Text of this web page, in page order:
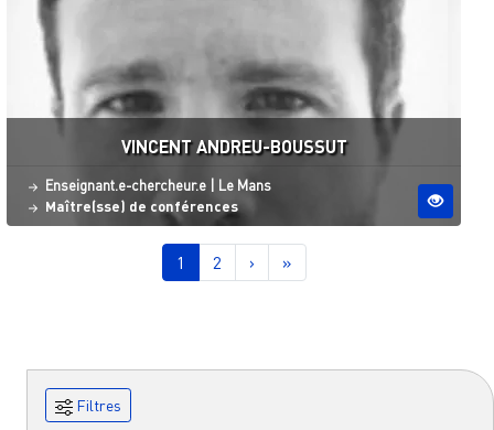
VINCENT ANDREU-BOUSSUT
Statut
Enseignant.e-chercheur.e Site ESO
Le Mans
Maître(sse) de conférences
Page courante
1 Page
2 Page suivante
› Dernière page
»
Filtres